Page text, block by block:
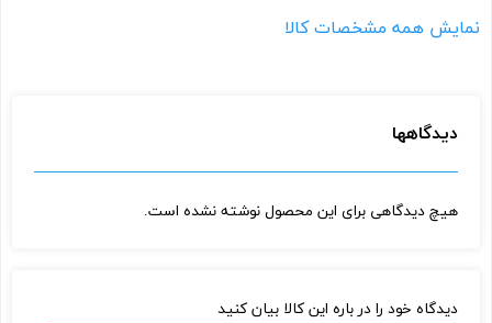
نمایش همه مشخصات کالا
دیدگاه خود را در باره این کالا بیان کنید
دیدگاهها
هیچ دیدگاهی برای این محصول نوشته نشده است.